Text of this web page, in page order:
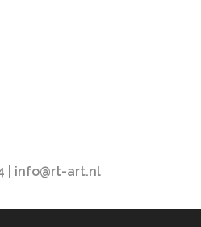
| info@rt-art.nl